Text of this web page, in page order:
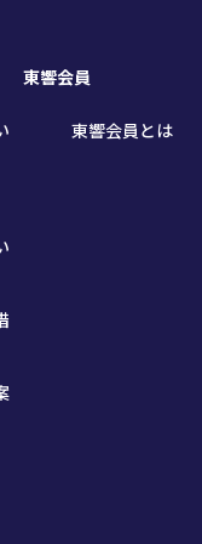
東響会員
東響会員とは